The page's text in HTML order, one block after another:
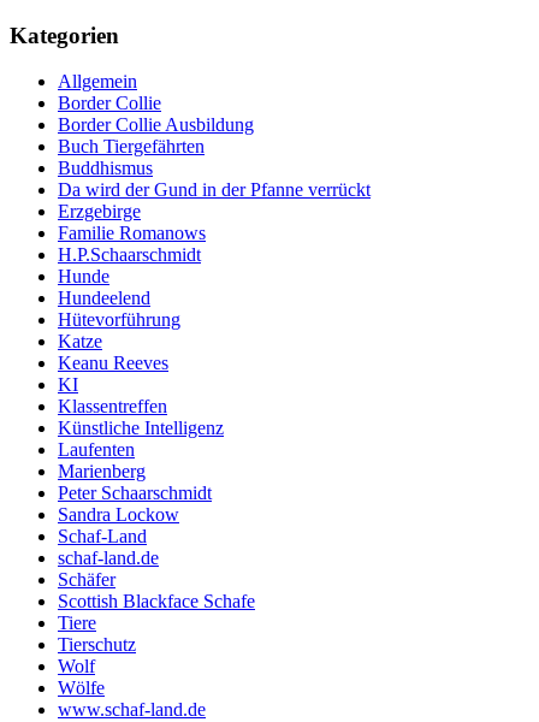
Kategorien
Allgemein
Border Collie
Border Collie Ausbildung
Buch Tiergefährten
Buddhismus
Da wird der Gund in der Pfanne verrückt
Erzgebirge
Familie Romanows
H.P.Schaarschmidt
Hunde
Hundeelend
Hütevorführung
Katze
Keanu Reeves
KI
Klassentreffen
Künstliche Intelligenz
Laufenten
Marienberg
Peter Schaarschmidt
Sandra Lockow
Schaf-Land
schaf-land.de
Schäfer
Scottish Blackface Schafe
Tiere
Tierschutz
Wolf
Wölfe
www.schaf-land.de